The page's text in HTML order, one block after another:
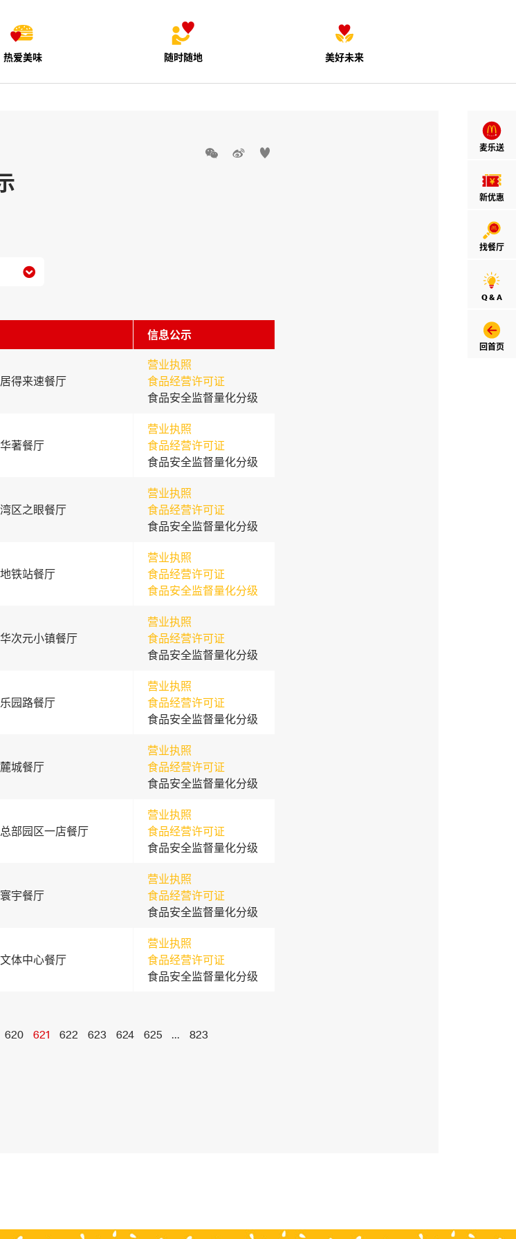
热爱美味 随时随地 美好未来
麦乐送
新优惠
找餐厅
Q & A
回首页
  

信息公示
得来速餐厅
营业执照
食品经营许可证
食品安全监督量化分级
著餐厅
营业执照
食品经营许可证
食品安全监督量化分级
区之眼餐厅
营业执照
食品经营许可证
食品安全监督量化分级
铁站餐厅
营业执照
食品经营许可证
食品安全监督量化分级
次元小镇餐厅
营业执照
食品经营许可证
食品安全监督量化分级
园路餐厅
营业执照
食品经营许可证
食品安全监督量化分级
城餐厅
营业执照
食品经营许可证
食品安全监督量化分级
部园区一店餐厅
营业执照
食品经营许可证
食品安全监督量化分级
宇餐厅
营业执照
食品经营许可证
食品安全监督量化分级
体中心餐厅
营业执照
食品经营许可证
食品安全监督量化分级
620 621 622 623 624 625 ... 823